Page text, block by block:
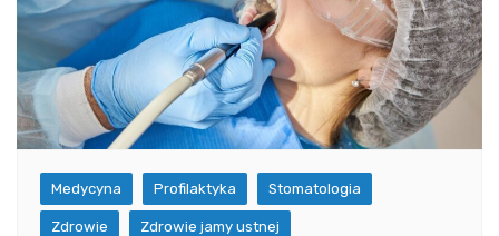
Medycyna Profilaktyka Stomatologia
Zdrowie Zdrowie jamy ustnej